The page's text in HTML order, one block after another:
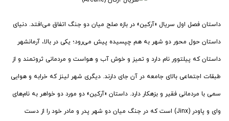
داستان فصل اول سریال «آرکین» در بازه صلح میان دو جنگ اتفاق می‌افتد. دنیای
داستان حول محور دو شهر به هم چپسیده پیش می‌رود؛ یکی در بالا، آرمانشهر
داستان که پیلتوور نام دارد و تمیز و خوش آب و هواست و مردمانی ثروتمند و از
طبقات اجتماعی بالای جامعه در آن جای دارند. دیگری شهر لینز که خرابه و هوایی
سمی با مردمانی فقیر و بزهکار دارد. داستان «آرکین» دو مورد دو خواهر به نام‌های
وای و پاودر (Jinx) است که در جنگ میان دو شهر پدر و مادر خود را از دست